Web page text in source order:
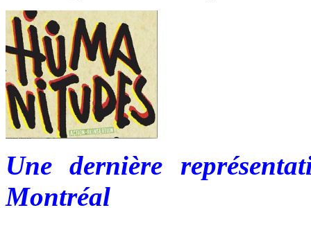
Une dernière
Montréal